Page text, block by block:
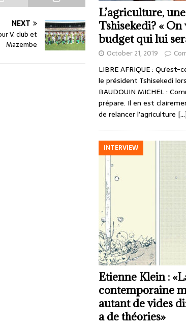
NEXT
V. club et
Mazembe
L’agriculture,
Tshisekedi? «
budget qui lui
October 21, 2019
LIBRE AFRIQUE :
le président Tshisekedi
BAUDOUIN MICHEL :
prépare. Il en est
de relancer l’agriculture […]
INTERVIEW
Etienne Klein :
contemporaine
autant de vides
a de théories»